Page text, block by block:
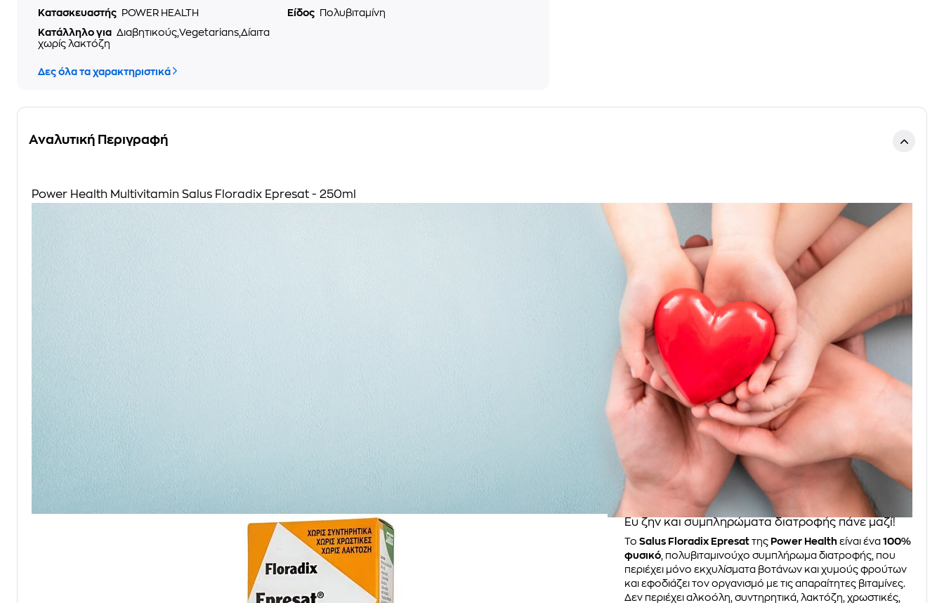
Κατασκευαστής POWER HEALTH Είδος
Πολυβιταμίνη
Κατάλληλο για Διαβητικούς,Vegetarians,Δίαιτα
χωρίς λακτόζη
Δες όλα τα χαρακτηριστικά
Αναλυτική Περιγραφή
Power Health Multivitamin Salus Floradix Epresat - 250ml
Ευ ζην και συμπληρώματα διατροφής πάνε μαζί!
Το Salus Floradix Epresat της Power Health είναι ένα 100%
φυσικό , πολυβιταμινούχο συμπλήρωμα διατροφής, που
περιέχει μόνο εκχυλίσματα βοτάνων και χυμούς φρούτων
και εφοδιάζει τον οργανισμό με τις απαραίτητες βιταμίνες.
Δεν περιέχει αλκοόλη, συντηρητικά, λακτόζη, χρωστικές,